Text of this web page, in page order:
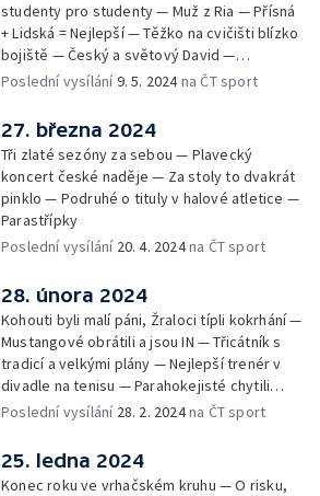
studenty pro studenty — Muž z Ria — Přísná
+ Lidská = Nejlepší — Těžko na cvičišti blízko
bojiště — Český a světový David —
Parastřípky
Poslední vysílání9. 5. 2024na ČT sport
27. března 2024
Tři zlaté sezóny za sebou — Plavecký
koncert české naděje — Za stoly to dvakrát
pinklo — Podruhé o tituly v halové atletice —
Parastřípky
Poslední vysílání 20. 4. 2024na ČT sport
28. února 2024
Kohouti byli malí páni, Žraloci típli kokrhání —
Mustangové obrátili a jsou IN — Třicátník s
tradicí a velkými plány — Nejlepší trenér v
divadle na tenisu — Parahokejisté chytili
Darka — Parastřípky
Poslední vysílání 28. 2. 2024na ČT sport
25. ledna 2024
Konec roku ve vrhačském kruhu — O risku,